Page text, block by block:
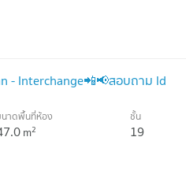
- Interchange📲📢สอบถาม ld
าดพื้นที่ห้อง
m2
ชั้น
19